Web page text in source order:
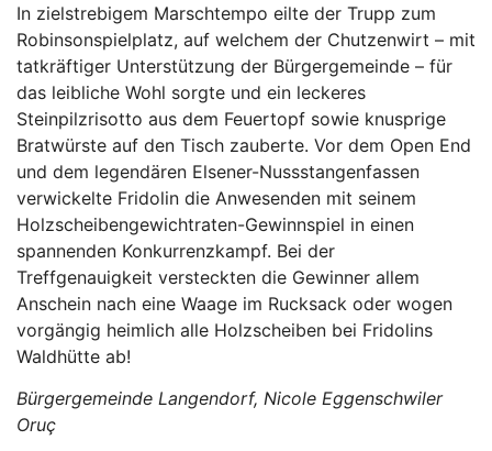
In zielstrebigem Marschtempo eilte der Trupp zum
Robinsonspielplatz, auf welchem der Chutzenwirt – mit
tatkräftiger Unterstützung der Bürgergemeinde – für
das leibliche Wohl sorgte und ein leckeres
Steinpilzrisotto aus dem Feuertopf sowie knusprige
Bratwürste auf den Tisch zauberte. Vor dem Open End
und dem legendären Elsener-Nussstangenfassen
verwickelte Fridolin die Anwesenden mit seinem
Holzscheibengewichtraten-Gewinnspiel in einen
spannenden Konkurrenzkampf. Bei der
Treffgenauigkeit versteckten die Gewinner allem
Anschein nach eine Waage im Rucksack oder wogen
vorgängig heimlich alle Holzscheiben bei Fridolins
Waldhütte ab!
Bürgergemeinde Langendorf, Nicole Eggenschwiler
Oruç